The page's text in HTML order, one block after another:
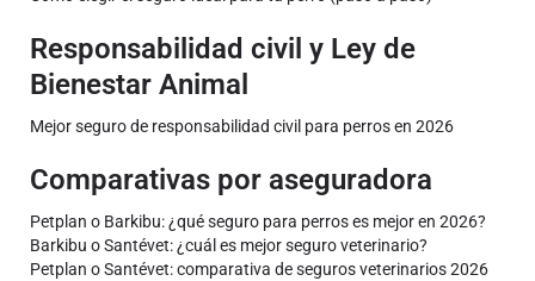
Responsabilidad civil y Ley de
Bienestar Animal
Mejor seguro de responsabilidad civil para perros en 2026
Comparativas por aseguradora
Petplan o Barkibu: ¿qué seguro para perros es mejor en 2026?
Barkibu o Santévet: ¿cuál es mejor seguro veterinario?
Petplan o Santévet: comparativa de seguros veterinarios 2026